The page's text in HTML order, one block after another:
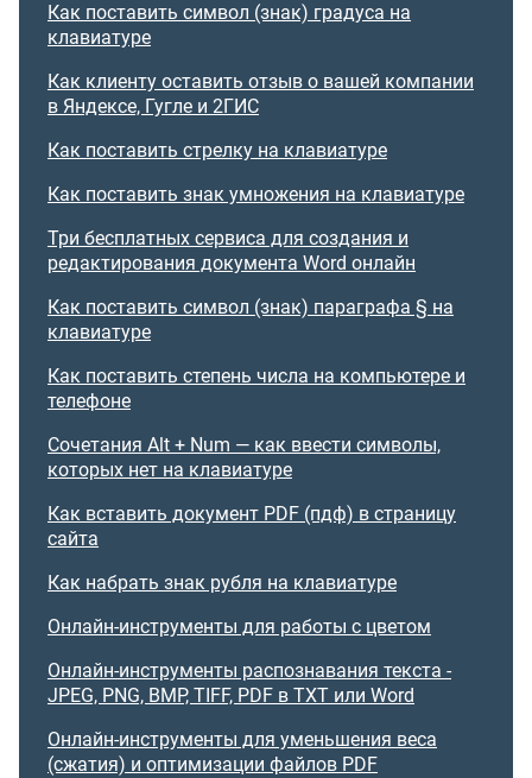
Как поставить символ (знак) градуса на
клавиатуре
Как клиенту оставить отзыв о вашей компании
в Яндексе, Гугле и 2ГИС
Как поставить стрелку на клавиатуре
Как поставить знак умножения на клавиатуре
Три бесплатных сервиса для создания и
редактирования документа Word онлайн
Как поставить символ (знак) параграфа § на
клавиатуре
Как поставить степень числа на компьютере и
телефоне
Сочетания Alt + Num — как ввести символы,
которых нет на клавиатуре
Как вставить документ PDF (пдф) в страницу
сайта
Как набрать знак рубля на клавиатуре
Онлайн-инструменты для работы с цветом
Онлайн-инструменты распознавания текста -
JPEG, PNG, BMP, TIFF, PDF в TXT или Word
Онлайн-инструменты для уменьшения веса
(сжатия) и оптимизации файлов PDF